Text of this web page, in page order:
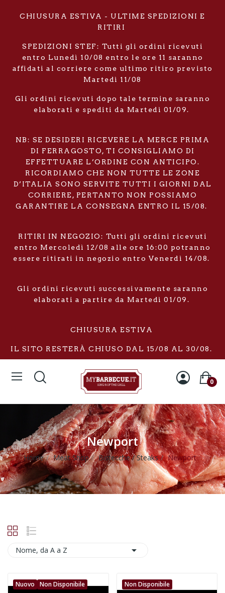
CHIUSURA ESTIVA - ULTIME SPEDIZIONI E
RITIRI
SPEDIZIONI STEF: Tutti gli ordini ricevuti
entro Lunedì 10/08 entro le ore 11 saranno
affidati al corriere come ultimo ritiro previsto
Martedì 11/08
Gli ordini ricevuti dopo tale termine saranno
elaborati e spediti da Martedì 01/09.
NB: SE DESIDERI RICEVERE LA MERCE PRIMA
DI FERRAGOSTO, TI CONSIGLIAMO DI
EFFETTUARE L’ORDINE CON ANTICIPO.
RICORDIAMO CHE NON TUTTE LE ZONE
D’ITALIA SONO SERVITE TUTTI I GIORNI DAL
CORRIERE, PERTANTO NON POSSIAMO
GARANTIRE LA CONSEGNA ENTRO IL 15/08.
RITIRI IN NEGOZIO: Tutti gli ordini ricevuti
entro Mercoledì 12/08 alle ore 16:00 potranno
essere ritirati in negozio entro Venerdì 14/08.
Gli ordini ricevuti successivamente saranno
elaborati a partire da Martedì 01/09.
CHIUSURA ESTIVA
IL SITO RESTERÀ CHIUSO DAL 15/08 AL 30/08.
0
Newport
Home Meat Shop Bistecche / Steaks Newport
Nome, da A a Z 
Nuovo Non Disponibile Non Disponibile